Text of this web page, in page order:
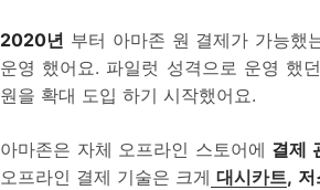
2020년 부터 아마존 원 결제가 가능
운영 했어요. 파일럿 성격으로 운영 했
원을 확대 도입 하기 시작했어요.
아마존은 자체 오프라인 스토어에 결제
오프라인 결제 기술은 크게 대시카트,